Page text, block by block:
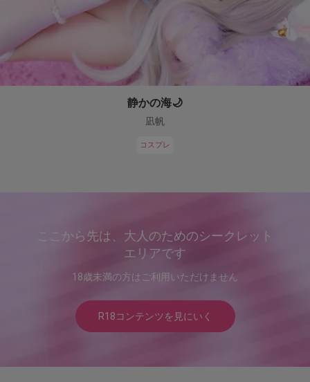
静かの海🌙
凪帆
コスプレ
ここから先は、大人のためのシークレット
エリアです
18歳未満の方はご利用いただけません
R18コンテンツを見にいく